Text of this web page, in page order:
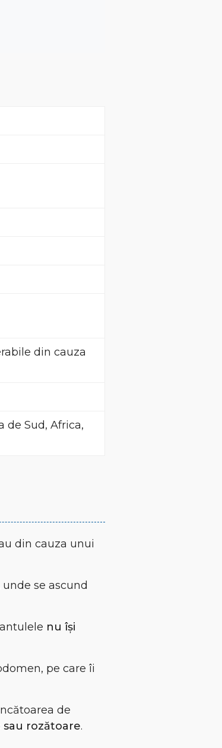
din cauza
de Sud, Africa,
din cauza unui
unde se ascund
nu își
pe care îi
de
sau rozătoare.